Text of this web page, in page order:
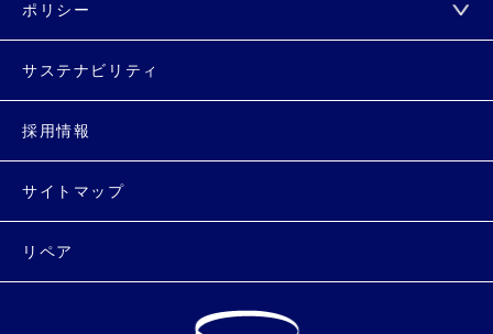
ポリシー
サステナビリティ
採用情報
サイトマップ
リペア